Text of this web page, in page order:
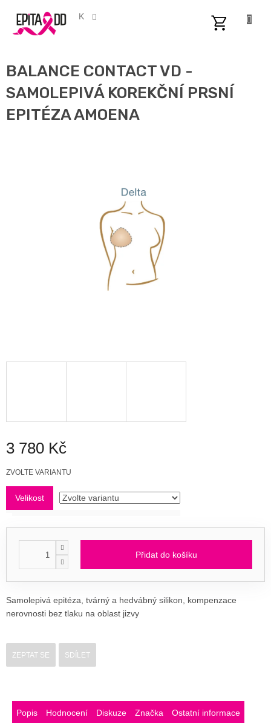
obsah
CZK
BALANCE CONTACT VD -
SAMOLEPIVÁ KOREKČNÍ PRSNÍ
EPITÉZA AMOENA
3 780 Kč
Měrná
ZVOLTE VARIANTU
Velikost
Přidat do košíku
Samolepivá epitéza, tvárný a hedvábný silikon, kompenzace
nerovnosti bez tlaku na oblast jizvy
ZEPTAT SE SDÍLET
Popis Hodnocení Diskuze Značka Ostatní informace